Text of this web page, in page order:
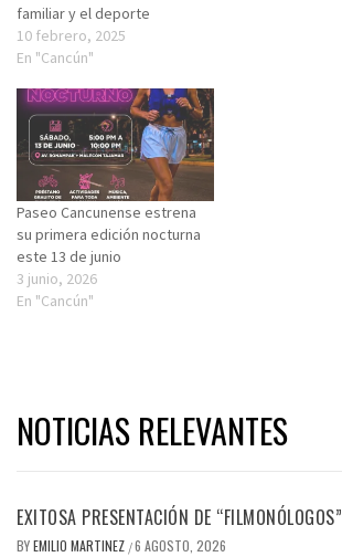
familiar y el deporte
10 febrero, 2025
En "Cancún"
Paseo Cancunense estrena
su primera edición nocturna
este 13 de junio
3 junio, 2026
En "Cancún"
NOTICIAS RELEVANTES
EXITOSA PRESENTACIÓN DE “FILMONÓLOGOS”
BYEMILIO MARTINEZ /6 AGOSTO, 2026